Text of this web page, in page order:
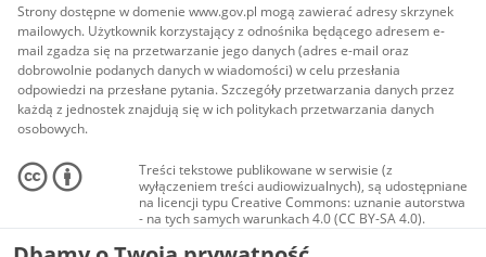
Strony dostępne w domenie www.gov.pl mogą zawierać adresy skrzynek
mailowych. Użytkownik korzystający z odnośnika będącego adresem e-
mail zgadza się na przetwarzanie jego danych (adres e-mail oraz
dobrowolnie podanych danych w wiadomości) w celu przesłania
odpowiedzi na przesłane pytania. Szczegóły przetwarzania danych przez
każdą z jednostek znajdują się w ich politykach przetwarzania danych
osobowych.
Treści tekstowe publikowane w serwisie (z
wyłączeniem treści audiowizualnych), są udostępniane
na licencji typu Creative Commons: uznanie autorstwa
- na tych samych warunkach 4.0 (CC BY-SA 4.0).
Materiały audiowizualne, w tym zdjęcia, materiały
audio i wideo, są udostępniane na licencji typu